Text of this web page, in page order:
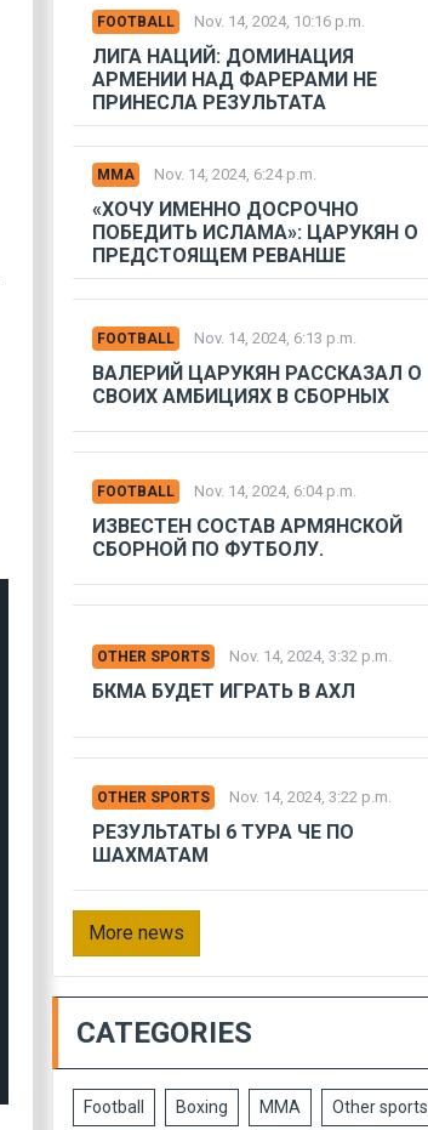
FOOTBALL Nov. 14, 2024, 10:16 p.m.
ЛИГА НАЦИЙ: ДОМИНАЦИЯ
АРМЕНИИ НАД ФАРЕРАМИ НЕ
ПРИНЕСЛА РЕЗУЛЬТАТА
MMA Nov. 14, 2024, 6:24 p.m.
«ХОЧУ ИМЕННО ДОСРОЧНО
ПОБЕДИТЬ ИСЛАМА»: ЦАРУКЯН О
ПРЕДСТОЯЩЕМ РЕВАНШЕ
FOOTBALL Nov. 14, 2024, 6:13 p.m.
ВАЛЕРИЙ ЦАРУКЯН РАССКАЗАЛ О
СВОИХ АМБИЦИЯХ В СБОРНЫХ
FOOTBALL Nov. 14, 2024, 6:04 p.m.
ИЗВЕСТЕН СОСТАВ АРМЯНСКОЙ
СБОРНОЙ ПО ФУТБОЛУ.
OTHER SPORTS Nov. 14, 2024, 3:32 p.m.
БКМА БУДЕТ ИГРАТЬ В АХЛ
OTHER SPORTS Nov. 14, 2024, 3:22 p.m.
РЕЗУЛЬТАТЫ 6 ТУРА ЧЕ ПО
ШАХМАТАМ
More news
CATEGORIES
Football Boxing MMA Other sports